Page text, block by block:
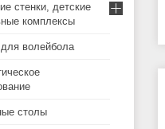
стенки, детские
комплексы
волейбола
столы